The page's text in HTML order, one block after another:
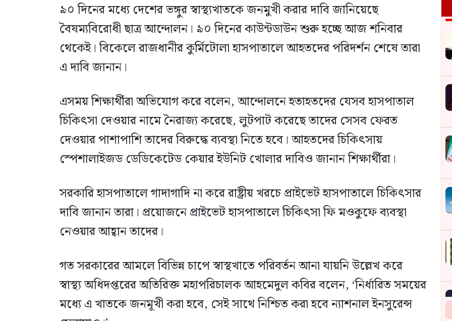
৯০ দিনের মধ্যে দেশের ভঙ্গুর স্বাস্থ্যখাতকে জনমুখী করার দাবি জানিয়েছে
বৈষম্যবিরোধী ছাত্র আন্দোলন। ৯০ দিনের কাউন্টডাউন শুরু হচ্ছে আজ শনিবার
থেকেই। বিকেলে রাজধানীর কুর্মিটোলা হাসপাতালে আহতদের পরিদর্শন শেষে তারা
এ দাবি জানান।
এসময় শিক্ষার্থীরা অভিযোগ করে বলেন, আন্দোলনে হতাহতদের যেসব হাসপাতাল
চিকিৎসা দেওয়ার নামে নৈরাজ্য করেছে, লুটপাট করেছে তাদের সেসব ফেরত
দেওয়ার পাশাপাশি তাদের বিরুদ্ধে ব্যবস্থা নিতে হবে। আহতদের চিকিৎসায়
স্পেশালাইজড ডেডিকেটেড কেয়ার ইউনিট খোলার দাবিও জানান শিক্ষার্থীরা।
সরকারি হাসপাতালে গাদাগাদি না করে রাষ্ট্রীয় খরচে প্রাইভেট হাসপাতালে চিকিৎসার
দাবি জানান তারা। প্রয়োজনে প্রাইভেট হাসপাতালে চিকিৎসা ফি মওকুফে ব্যবস্থা
নেওয়ার আহ্বান তাদের।
গত সরকারের আমলে বিভিন্ন চাপে স্বাস্থখাতে পরিবর্তন আনা যায়নি উল্লেখ করে
স্বাস্থ্য অধিদপ্তরের অতিরিক্ত মহাপরিচালক আহমেদুল কবির বলেন, ‘নির্ধারিত সময়ের
মধ্যে এ খাতকে জনমূখী করা হবে, সেই সাথে নিশ্চিত করা হবে ন্যাশনাল ইনসুরেন্স